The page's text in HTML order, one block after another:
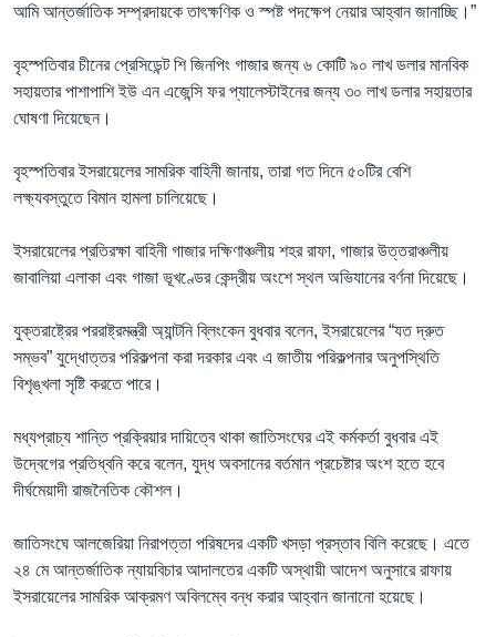
আমি আন্তর্জাতিক সম্প্রদায়কে তাৎক্ষণিক ও স্পষ্ট পদক্ষেপ নেয়ার আহ্বান জানাচ্ছি।”
বৃহস্পতিবার চীনের প্রেসিডেন্ট শি জিনপিং গাজার জন্য ৬ কোটি ৯০ লাখ ডলার মানবিক
সহায়তার পাশাপাশি ইউ এন এজেন্সি ফর প্যালেস্টাইনের জন্য ৩০ লাখ ডলার সহায়তার
ঘোষণা দিয়েছেন।
বৃহস্পতিবার ইসরায়েলের সামরিক বাহিনী জানায়, তারা গত দিনে ৫০টির বেশি
লক্ষ্যবস্তুতে বিমান হামলা চালিয়েছে।
ইসরায়েলের প্রতিরক্ষা বাহিনী গাজার দক্ষিণাঞ্চলীয় শহর রাফা, গাজার উত্তরাঞ্চলীয়
জাবালিয়া এলাকা এবং গাজা ভূখণ্ডের কেন্দ্রীয় অংশে স্থল অভিযানের বর্ণনা দিয়েছে।
যুক্তরাষ্ট্রের পররাষ্ট্রমন্ত্রী অ্যান্টনি ব্লিংকেন বুধবার বলেন, ইসরায়েলের “যত দ্রুত
সম্ভব” যুদ্ধোত্তর পরিকল্পনা করা দরকার এবং এ জাতীয় পরিকল্পনার অনুপস্থিতি
বিশৃঙ্খলা সৃষ্টি করতে পারে।
মধ্যপ্রাচ্য শান্তি প্রক্রিয়ার দায়িত্বে থাকা জাতিসংঘের এই কর্মকর্তা বুধবার এই
উদ্বেগের প্রতিধ্বনি করে বলেন, যুদ্ধ অবসানের বর্তমান প্রচেষ্টার অংশ হতে হবে
দীর্ঘমেয়াদী রাজনৈতিক কৌশল।
জাতিসংঘে আলজেরিয়া নিরাপত্তা পরিষদের একটি খসড়া প্রস্তাব বিলি করেছে। এতে
২৪ মে আন্তর্জাতিক ন্যায়বিচার আদালতের একটি অস্থায়ী আদেশ অনুসারে রাফায়
ইসরায়েলের সামরিক আক্রমণ অবিলম্বে বন্ধ করার আহ্বান জানানো হয়েছে।